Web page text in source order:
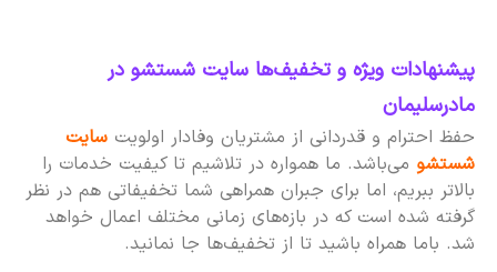
پیشنهادات ویژه و تخفیف‌ها سایت شستشو در
مادرسلیمان
حفظ احترام و قدردانی از مشتریان وفادار اولویت سایت
شستشومی‌باشد. ما همواره در تلاشیم تا کیفیت خدمات را
بالاتر ببریم، اما برای جبران همراهی شما تخفیفاتی هم در نظر
گرفته شده است که در بازه‌های زمانی مختلف اعمال خواهد
شد. باما همراه باشید تا از تخفیف‌ها جا نمانید.